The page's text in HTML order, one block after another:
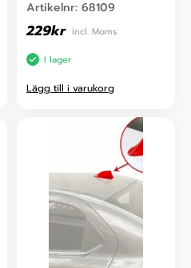
Artikelnr: 68109
229kr incl. Moms
I lager
Lägg till i varukorg